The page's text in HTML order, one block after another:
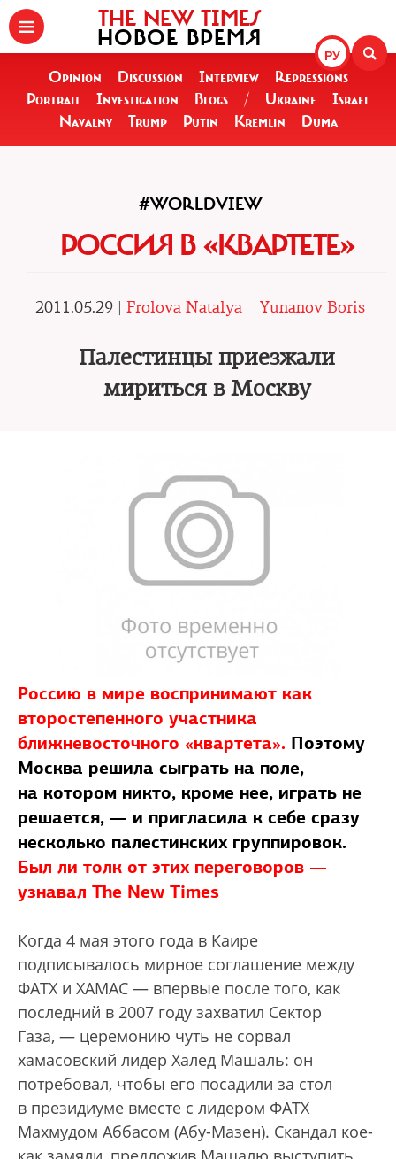
РУ
THE NEW TIMES
НОВОЕ ВРЕМЯ
Opinion Discussion Interview
Repressions
Portrait
Investigation Blogs / Ukraine
Israel
Navalny
Trump Putin Kremlin Duma
#WORLDVIEW
РОССИЯ В «КВАРТЕТЕ»
2011.05.29 | Frolova Natalya Yunanov Boris
Палестинцы приезжали
мириться в Москву
Россию в мире воспринимают как
второстепенного участника
ближневосточного «квартета». Поэтому
Москва решила сыграть на поле,
на котором никто, кроме нее, играть не
решается, — и пригласила к себе сразу
несколько палестинских группировок.
Был ли толк от этих переговоров —
узнавал The New Times
Когда 4 мая этого года в Каире
подписывалось мирное соглашение между
ФАТХ и ХАМАС — впервые после того, как
последний в 2007 году захватил Сектор
Газа, — церемонию чуть не сорвал
хамасовский лидер Халед Машаль: он
потребовал, чтобы его посадили за стол
в президиуме вместе с лидером ФАТХ
Махмудом Аббасом (Абу-Мазен). Скандал кое-